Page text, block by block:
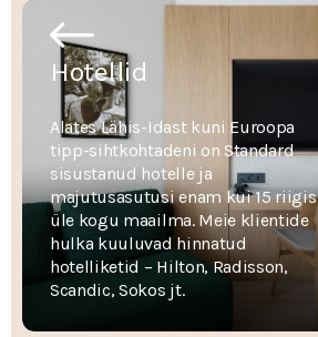
Previous
Hotellid
Alates Lähis-Idast kuni Euroopa
tipp-sihtkohtadeni on Standard
sisustanud hotelle ja
majutusasutusi enam kui 15 riigis
üle kogu maailma. Meie klientide
hulka kuuluvad hinnatud
hotelliketid – Hilton, Radisson,
Scandic, Sokos jt.